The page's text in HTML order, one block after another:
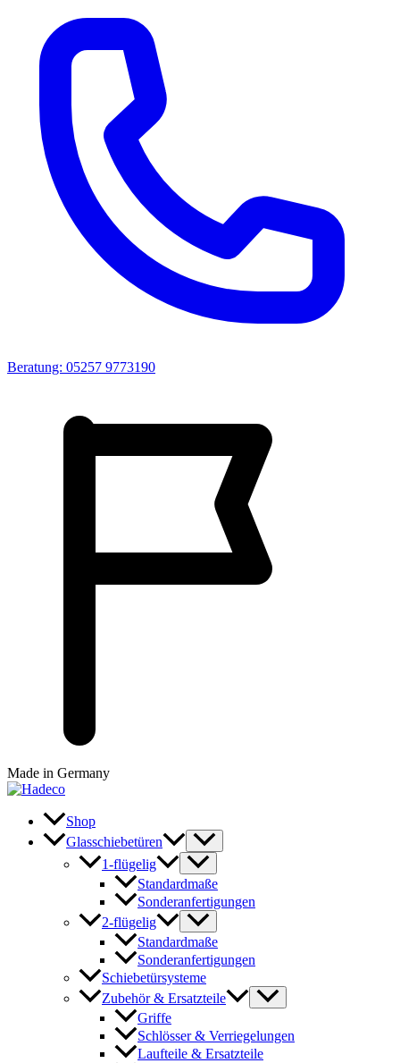
Beratung: 05257 9773190
Made in Germany
Shop
Glasschiebetüren
1-flügelig
Standardmaße
Sonderanfertigungen
2-flügelig
Standardmaße
Sonderanfertigungen
Schiebetürsysteme
Zubehör & Ersatzteile
Griffe
Schlösser & Verriegelungen
Laufteile & Ersatzteile